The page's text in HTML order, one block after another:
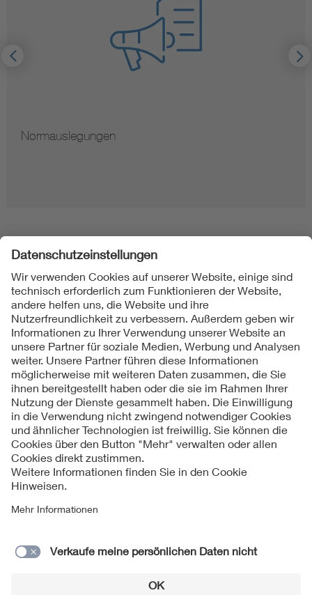
Normauslegungen
Folgen Sie uns
Kontakt
Impressum
Datenschutzinformationen
Cookie Hinweise
Compliance
Jahresarchiv
© 2026 VDE Verband der Elektrotechnik Elektronik